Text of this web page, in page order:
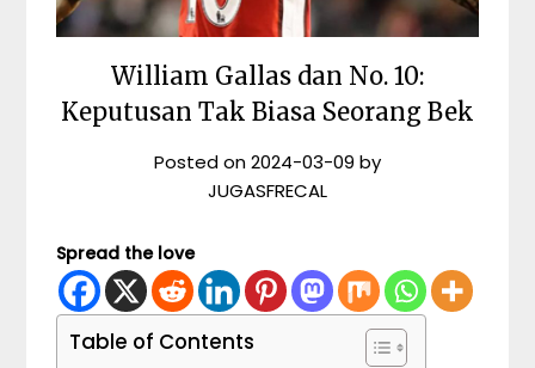
William Gallas dan No. 10:
Keputusan Tak Biasa Seorang Bek
Posted on2024-03-09 by
JUGASFRECAL
Spread the love
Table of Contents